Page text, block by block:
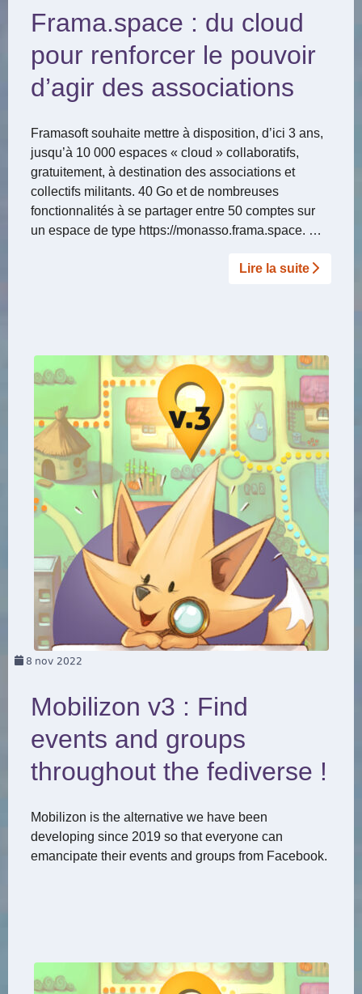
Frama.space : du cloud
pour renforcer le pouvoir
d’agir des associations
Framasoft souhaite mettre à disposition, d’ici 3 ans,
jusqu’à 10 000 espaces « cloud » collaboratifs,
gratuitement, à destination des associations et
collectifs militants. 40 Go et de nombreuses
fonctionnalités à se partager entre 50 comptes sur
un espace de type https://monasso.frama.space. …
Lire la suite­­
8 nov 2022
Mobilizon v3 : Find
events and groups
throughout the fediverse !
Mobilizon is the alternative we have been
developing since 2019 so that everyone can
emancipate their events and groups from Facebook.